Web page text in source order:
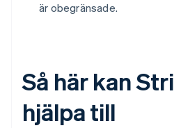
är obegränsade.
Så här kan
hjälpa till